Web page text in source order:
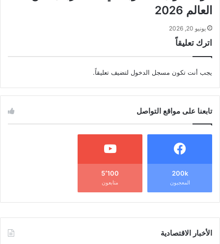
العالم 2026
يونيو 20, 2026
اترك تعليقاً
يجب أنت تكون مسجل الدخول لتضيف تعليقاً.
تابعنا على مواقع التواصل
200k
المعجبون
5٬100
متابعون
الأخبار الاقتصادية